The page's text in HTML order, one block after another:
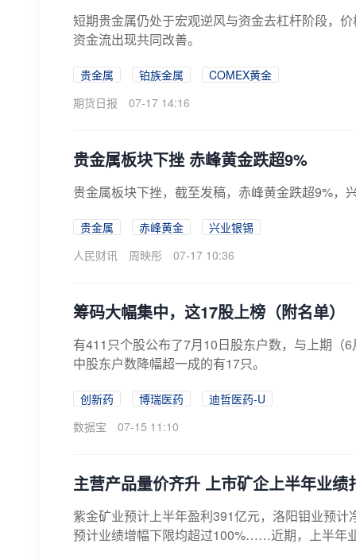
短期贵金属仍处于宏观逆风与资金去杠杆阶段，
资金流出现共同改善。
贵金属 铂族金属
COMEX黄金
期货日报
07-17 14:16
贵金属板块下挫 赤峰黄金跌超9%
贵金属板块下挫，截至发稿，赤峰黄金跌超9%，
贵金属 赤峰黄金
兴业银锡
人民财讯
周映彤 07-17 10:36
筹码大幅集中，这17股上榜（附名单）
有411只个股公布了7月10日股东户数，与上期（
中股东户数降幅超一成的有17只。
创新药 博瑞医药
迪哲医药-U
数据宝
07-15 11:10
主营产品量价齐升 上市矿企上半年业绩
紫金矿业预计上半年盈利391亿元，洛阳钼业预
预计业绩增幅下限均超过100%……近期，上半年